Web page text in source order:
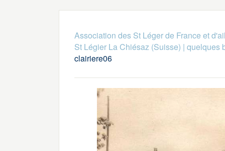
Association des St Léger de France et
St Légier La Chiésaz (Suisse) | quelques
clairiere06